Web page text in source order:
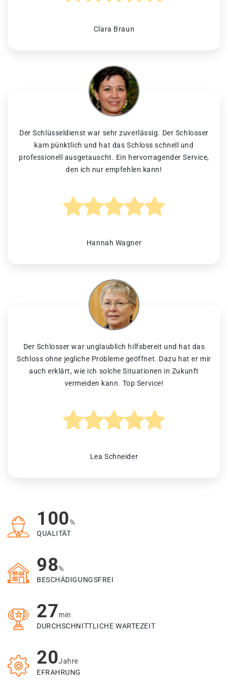
Clara Braun
Der Schlüsseldienst war sehr zuverlässig. Der Schlosser
kam pünktlich und hat das Schloss schnell und
professionell ausgetauscht. Ein hervorragender Service,
den ich nur empfehlen kann!
Hannah Wagner
Der Schlosser war unglaublich hilfsbereit und hat das
Schloss ohne jegliche Probleme geöffnet. Dazu hat er mir
auch erklärt, wie ich solche Situationen in Zukunft
vermeiden kann. Top Service!
Lea Schneider
100%
QUALITÄT
98%
BESCHÄDIGUNGSFREI
27min
DURCHSCHNITTLICHE WARTEZEIT
20Jahre
EFRAHRUNG